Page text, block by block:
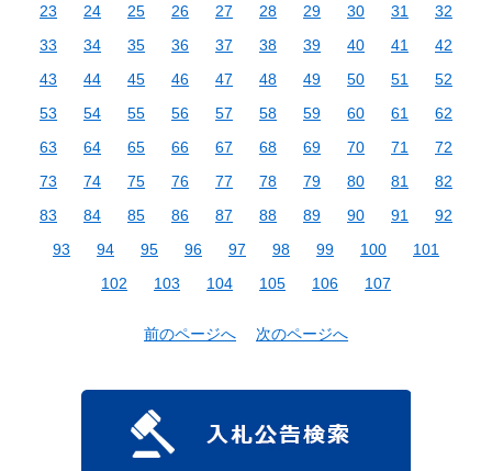
23
24 25 26 27 28 29 30 31
32
33
34 35 36 37 38 39 40 41
42
43
44 45 46 47 48 49 50 51
52
53
54 55 56 57 58 59 60 61
62
63
64 65 66 67 68 69 70 71
72
73
74 75 76 77 78 79 80 81
82
83
84 85 86 87 88 89 90 91
92
93
94 95 96 97 98 99 100
101
102
103 104 105 106 107
前のページへ 次のページへ